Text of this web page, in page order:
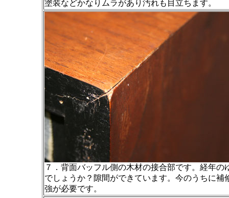
塗装などかなりムラがあり汚れも目立ちます。
７．背面バッフル側の木材の接合部です。経年の
でしょうか？隙間ができています。今のうちに補
強が必要です。